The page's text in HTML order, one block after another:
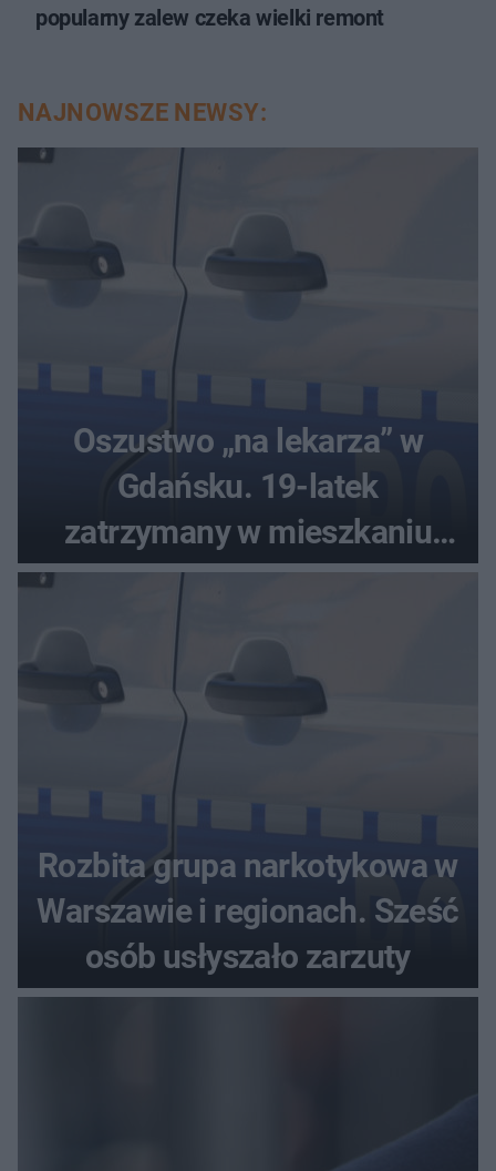
popularny zalew czeka wielki remont
NAJNOWSZE NEWSY:
Oszustwo „na lekarza” w
Gdańsku. 19-latek
zatrzymany w mieszkaniu
seniora
Rozbita grupa narkotykowa w
Warszawie i regionach. Sześć
osób usłyszało zarzuty